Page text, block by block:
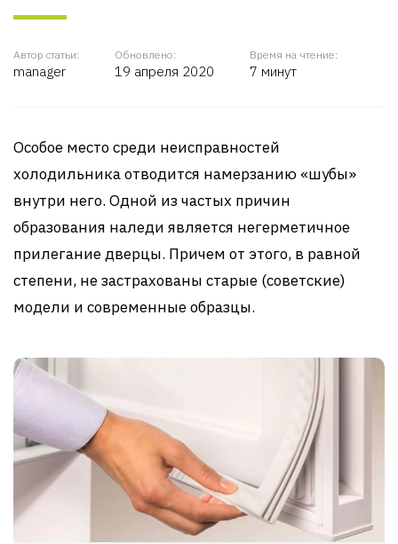
Автор статьи:
manager
Обновлено:
19 апреля 2020
Время на чтение:
7 минут
Особое место среди неисправностей
холодильника отводится намерзанию «шубы»
внутри него. Одной из частых причин
образования наледи является негерметичное
прилегание дверцы. Причем от этого, в равной
степени, не застрахованы старые (советские)
модели и современные образцы.